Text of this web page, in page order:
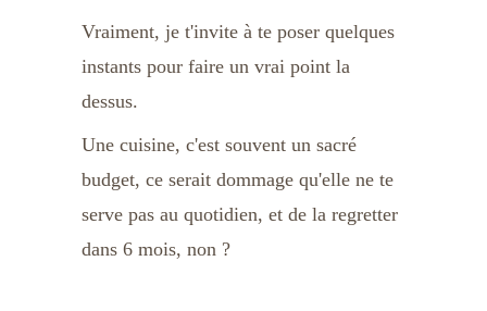
Vraiment, je t'invite à te poser quelques
instants pour faire un vrai point la
dessus.
Une cuisine, c'est souvent un sacré
budget, ce serait dommage qu'elle ne te
serve pas au quotidien, et de la regretter
dans 6 mois, non ?